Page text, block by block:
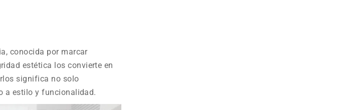
conocida por marcar
estética los convierte en
significa no solo
a estilo y funcionalidad.